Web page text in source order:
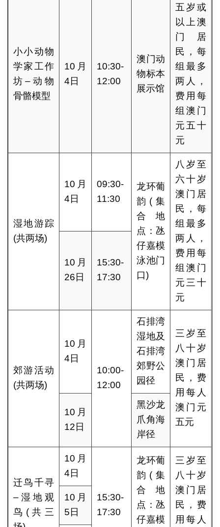
小小动物
学家工作
坊–动物
骨骼模型
10月
4日
10:30-
12:00
澳门动
物标本
展示馆
五岁或
以上澳
门居
民，每
组最多
两人，
费用每
组澳门
元五十
元
湿地游踪
(共两场)
10月
4日
09:30-
11:30
龙环葡
韵(集
合地
点：氹
仔嘉模
泳池门
口)
八岁至
六十岁
澳门居
民，每
组最多
两人，
费用每
组澳门
元三十
元
10月
26日
15:30-
17:30
郊游活动
(共两场)
10月
4日
10:00-
12:00
石排湾
湿地及
石排湾
郊野公
园径
三岁至
八十岁
澳门居
民，费
用每人
澳门元
五元
10月
12日
黑沙龙
爪角海
岸径
迁鸟千寻
–湿地观
鸟(共三
10月
4日
15:30-
17:30
龙环葡
韵(集
合地
点：氹
仔嘉模
三岁至
八十岁
澳门居
民，费
用每人
10月
5日